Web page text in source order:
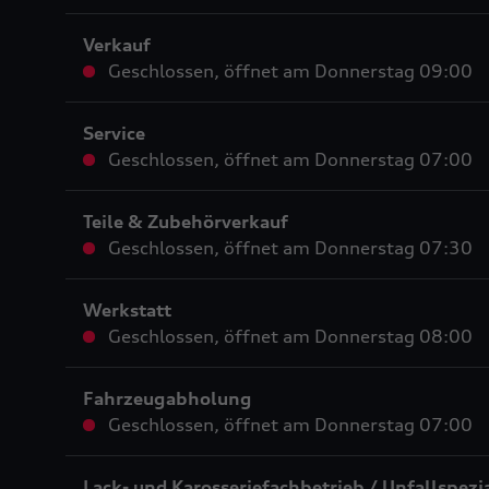
Verkauf
Geschlossen, öffnet am Donnerstag 09:00
Service
Geschlossen, öffnet am Donnerstag 07:00
Teile & Zubehörverkauf
Geschlossen, öffnet am Donnerstag 07:30
Werkstatt
Geschlossen, öffnet am Donnerstag 08:00
Fahrzeugabholung
Geschlossen, öffnet am Donnerstag 07:00